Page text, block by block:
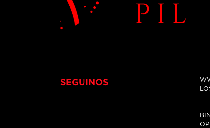
SEGUINOS